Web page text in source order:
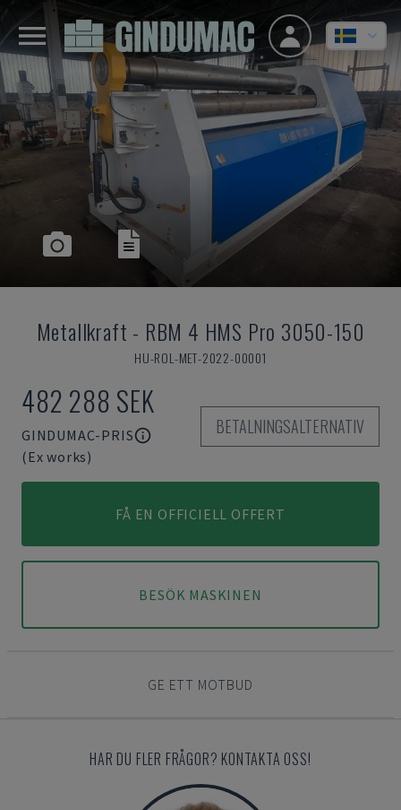
Metallkraft - RBM 4 HMS Pro 3050-150
HU-ROL-MET-2022-00001
482 288 SEK
GINDUMAC-PRIS
(Ex works)
BETALNINGSALTERNATIV
FÅ EN OFFICIELL OFFERT
BESÖK MASKINEN
GE ETT MOTBUD
HAR DU FLER FRÅGOR? KONTAKTA OSS!